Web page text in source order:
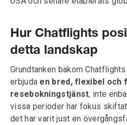
Hur Chatflights
detta landskap
Grundtanken bakom
erbjuda en bred, flexibel och
resebokningstjänst, inte
vissa perioder har fokus
det har varit just en